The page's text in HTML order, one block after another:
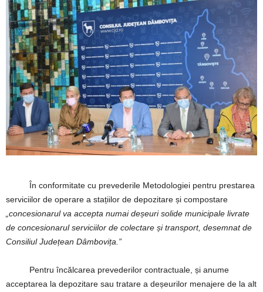
În conformitate cu prevederile Metodologiei pentru prestarea
serviciilor de operare a stațiilor de depozitare și compostare
„concesionarul va accepta numai deșeuri solide municipale livrate
de concesionarul serviciilor de colectare și transport, desemnat de
Consiliul Județean Dâmbovița.”
Pentru încălcarea prevederilor contractuale, și anume
acceptarea la depozitare sau tratare a deșeurilor menajere de la alt